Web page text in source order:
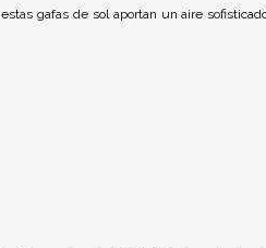
, estas gafas de sol aportan un aire